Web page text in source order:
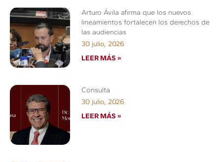
Arturo Ávila afirma que los nuevos
lineamientos fortalecen los derechos de
las audiencias
30 julio, 2026
LEER MÁS »
Consulta
30 julio, 2026
LEER MÁS »